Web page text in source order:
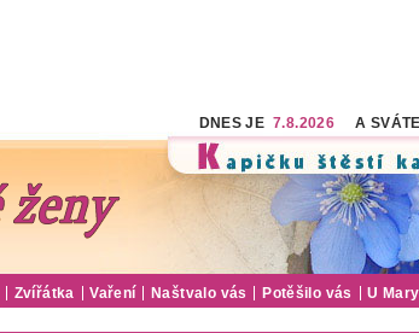
DNES JE 7.8.2026 A
Zvířátka Vaření Naštvalo vás Potěšilo vás U